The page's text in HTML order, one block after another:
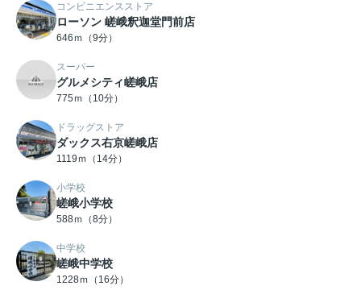
コンビニエンスストア
ローソン 嵯峨釈迦堂門前店
646ｍ（9分）
スーパー
グルメシティ嵯峨店
775ｍ（10分）
ドラッグストア
ダックス右京嵯峨店
1119ｍ（14分）
小学校
嵯峨小学校
588ｍ（8分）
中学校
嵯峨中学校
1228ｍ（16分）